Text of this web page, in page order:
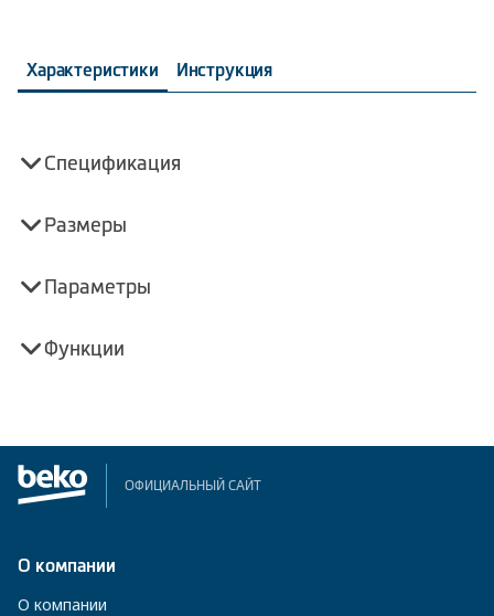
Характеристики Инструкция
Спецификация
Размеры
Параметры
Функции
ОФИЦИАЛЬНЫЙ САЙТ
О компании
О компании